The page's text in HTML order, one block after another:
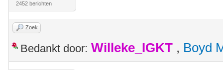
2452 berichten
Zoek
Bedankt door: Willeke_IGKT , Boyd